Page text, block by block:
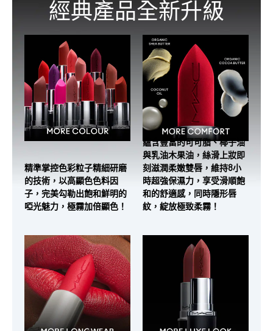
經典產品全新升級
精準掌控色彩粒子精細研磨
的技術，以高顯色色料因
子，完美勾勒出飽和鮮明的
啞光魅力，極霧加倍顯色！
蘊含豐富的可可脂、椰子油
與乳油木果油，絲滑上妝即
刻滋潤柔嫩雙唇，維持8小
時超強保濕力，享受滑順飽
和的舒適感，同時隱形唇
紋，綻放極致柔霧！